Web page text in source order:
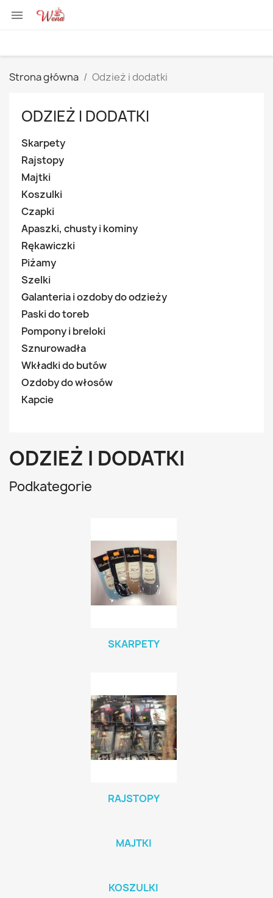

Strona główna Odzież i dodatki
ODZIEŻ I DODATKI
Skarpety
Rajstopy
Majtki
Koszulki
Czapki
Apaszki, chusty i kominy
Rękawiczki
Piżamy
Szelki
Galanteria i ozdoby do odzieży
Paski do toreb
Pompony i breloki
Sznurowadła
Wkładki do butów
Ozdoby do włosów
Kapcie
ODZIEŻ I DODATKI
Podkategorie
SKARPETY
RAJSTOPY
MAJTKI
KOSZULKI